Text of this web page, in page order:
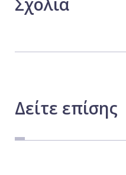
Δείτε επίσης